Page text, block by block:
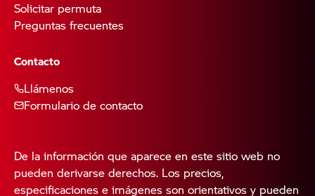
Solicitar permuta
Preguntas frecuentes
Contacto
Llámenos
Formulario de contacto
De la información que aparece en este sitio web no
pueden derivarse derechos. Los precios,
especificaciones e imágenes son orientativos y pueden